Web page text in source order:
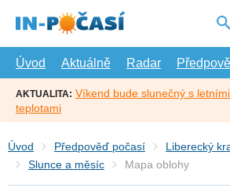
hlavní
Úvod
Aktuálně Radar
AKTUALITA: Víkend bude slunečný s
teplotami
Úvod Předpověď počasí Liberecký
Slunce a měsíc
Mapa oblohy